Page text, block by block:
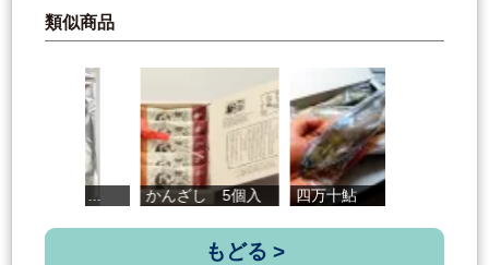
類似商品
かんざし 5個入 四万十鮎 ノンデ温カツ...
もどる >